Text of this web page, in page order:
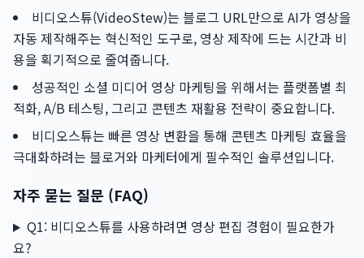
비디오스튜(VideoStew)는 블로그 URL만으로 AI가 영상을
자동 제작해주는 혁신적인 도구로, 영상 제작에 드는 시간과 비
용을 획기적으로 줄여줍니다.
성공적인 소셜 미디어 영상 마케팅을 위해서는 플랫폼별 최
적화, A/B 테스팅, 그리고 콘텐츠 재활용 전략이 중요합니다.
비디오스튜는 빠른 영상 변환을 통해 콘텐츠 마케팅 효율을
극대화하려는 블로거와 마케터에게 필수적인 솔루션입니다.
자주 묻는 질문 (FAQ)
Q1: 비디오스튜를 사용하려면 영상 편집 경험이 필요한가
요?